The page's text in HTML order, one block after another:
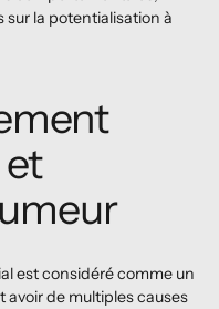
la potentialisation à
est considéré comme un
de multiples causes